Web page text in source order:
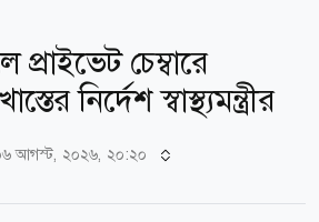
চেম্বারে
নির্দেশ স্বাস্থ্যমন্ত্রীর
আগস্ট, ২০২৬, ২০:২০